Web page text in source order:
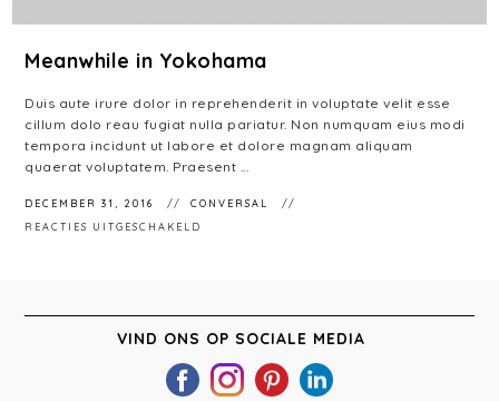
Meanwhile in Yokohama
Duis aute irure dolor in reprehenderit in voluptate velit esse
cillum dolo reau fugiat nulla pariatur. Non numquam eius modi
tempora incidunt ut labore et dolore magnam aliquam
quaerat voluptatem. Praesent ...
DECEMBER 31, 2016
CONVERSAL
REACTIES UITGESCHAKELD
VIND ONS OP SOCIALE MEDIA